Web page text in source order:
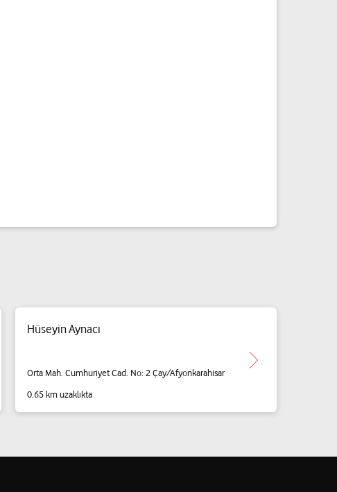
Hüseyin Aynacı
Orta Mah. Cumhuriyet Cad. No: 2 Çay/Afyonkarahisar
0.65 km uzaklıkta